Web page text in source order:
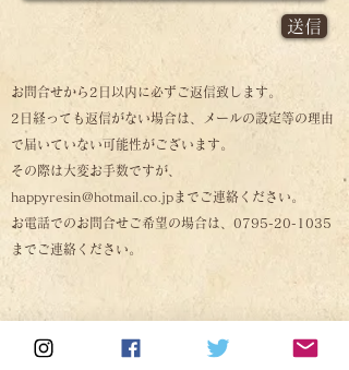
お問合せから2日以内に必ずご返信致します。
​2日経っても返信がない場合は、メールの設定等の理由
で届いていない可能性がございます。
​その際は大変お手数ですが、
happyresin@hotmail.co.jpまでご連絡ください。
​お電話でのお問合せご希望の場合は、0795-20-1035
までご連絡ください。
送信